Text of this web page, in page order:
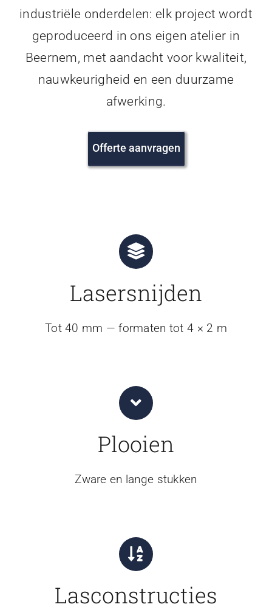
industriële onderdelen: elk project wordt
geproduceerd in ons eigen atelier in
Beernem, met aandacht voor kwaliteit,
nauwkeurigheid en een duurzame
afwerking.
Offerte aanvragen
Lasersnijden
Tot 40 mm — formaten tot 4 × 2 m
Plooien
Zware en lange stukken
Lasconstructies